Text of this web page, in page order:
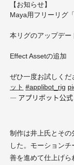
【お知らせ】
Maya用フリーリグ
本リグのアップデー
Effect Assetの追加
ぜひ一度お試しくだ
ット #applibot_rig
— アプリボット公
制作は井上氏とその
した。モーション
善を進めて仕上げら